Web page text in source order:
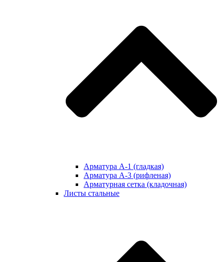
Арматура А-1 (гладкая)
Арматура А-3 (рифленая)
Арматурная сетка (кладочная)
Листы стальные